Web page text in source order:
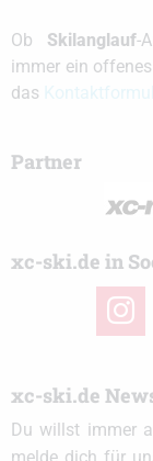
Ob Skilanglauf-
immer ein
das
Partner
xc-ski.de in
xc-ski.de
Du willst immer